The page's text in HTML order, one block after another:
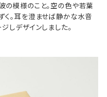
の模様のこと。空の色や若葉
く。耳を澄ませば静かな水音
しデザインしました。